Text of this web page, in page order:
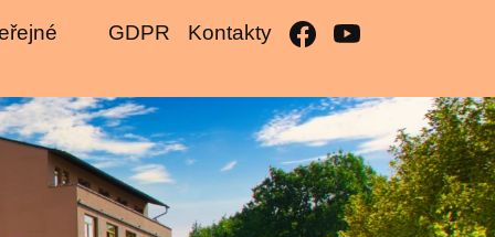
GDPR Kontakty